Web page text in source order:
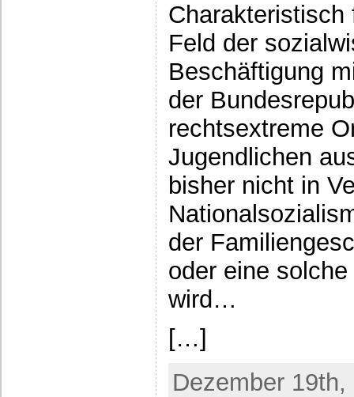
Feld der
Beschäftigung
der
rechtsextreme
Jugendlichen
bisher nicht in
der
oder eine
wird…
[…]
Dezember 19th,